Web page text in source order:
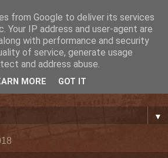
Κρητικός
ΟΜΟΣΠΟΝΔΙΑΣ ΔΑΝΕΙΟΛΗΠΤΩΝ
▼
from Google to deliver its services
Your IP address and user-agent are
with performance and security
of service, generate usage
and address abuse.
MORE GOT IT